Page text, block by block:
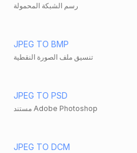
رسم الشبكة المحمولة
JPEG TO BMP
تنسيق ملف الصورة النقطية
JPEG TO PSD
مستند Adobe Photoshop
JPEG TO DCM